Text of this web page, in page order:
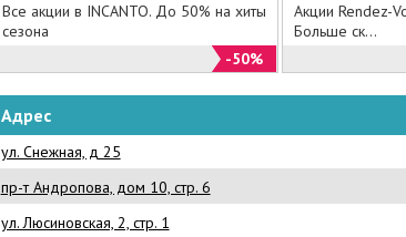
Все акции в INCANTO. До 50% на хиты
сезона
-50%
Акции Rendez-
Больше ск...
Адрес
ул. Снежная, д 25
пр-т Андропова, дом 10, стр. 6
ул. Люсиновская, 2, стр. 1